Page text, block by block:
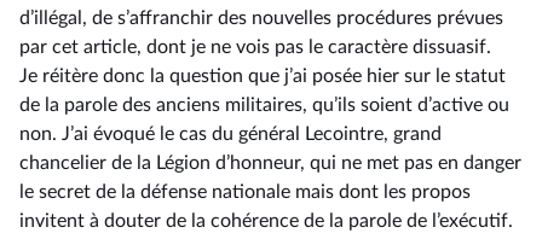
d’illégal, de s’affranchir des nouvelles procédures prévues
par cet article, dont je ne vois pas le caractère dissuasif.
Je réitère donc la question que j’ai posée hier sur le statut
de la parole des anciens militaires, qu’ils soient d’active ou
non. J’ai évoqué le cas du général Lecointre, grand
chancelier de la Légion d’honneur, qui ne met pas en danger
le secret de la défense nationale mais dont les propos
invitent à douter de la cohérence de la parole de l’exécutif.